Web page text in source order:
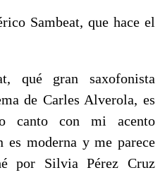
Sambeat, que hace el
qué gran saxofonista
de Carles Alverola, es
canto con mi acento
es moderna y me parece
por Silvia Pérez Cruz